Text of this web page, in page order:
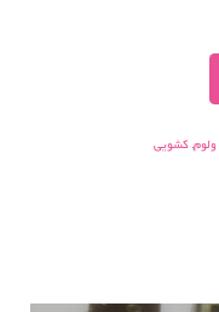
ولوم, کشویی